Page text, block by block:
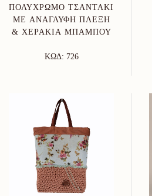
ΠΟΛΎΧΡΩΜΟ ΤΣΑΝΤΆΚΙ
ΜΕ ΑΝΆΓΛΥΦΗ ΠΛΈΞΗ
& ΧΕΡΆΚΙΑ ΜΠΑΜΠΟΎ
ΚΩΔ: 726